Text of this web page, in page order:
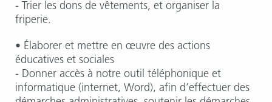
- Trier les dons de vêtements, et organiser la
friperie.
• Élaborer et mettre en œuvre des actions
éducatives et sociales
- Donner accès à notre outil téléphonique et
informatique (internet, Word), afin d’effectuer des